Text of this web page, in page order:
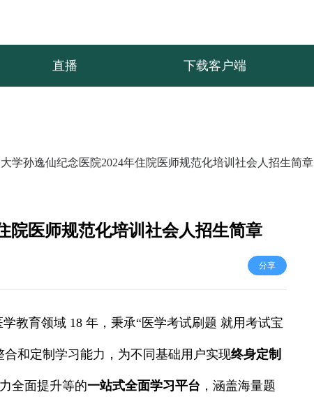
直播 下载客户端
学孙逸仙纪念医院2024年住院医师规范化培训社会人招生简章
院医师规范化培训社会人招生简章
分享
教育领域 18 年，秉承“医学考试刷题 就用考试宝
和定制学习能力，为不同基础用户实现终身定制
全面提升等的一站式全面学习平台 ，涵盖海量题